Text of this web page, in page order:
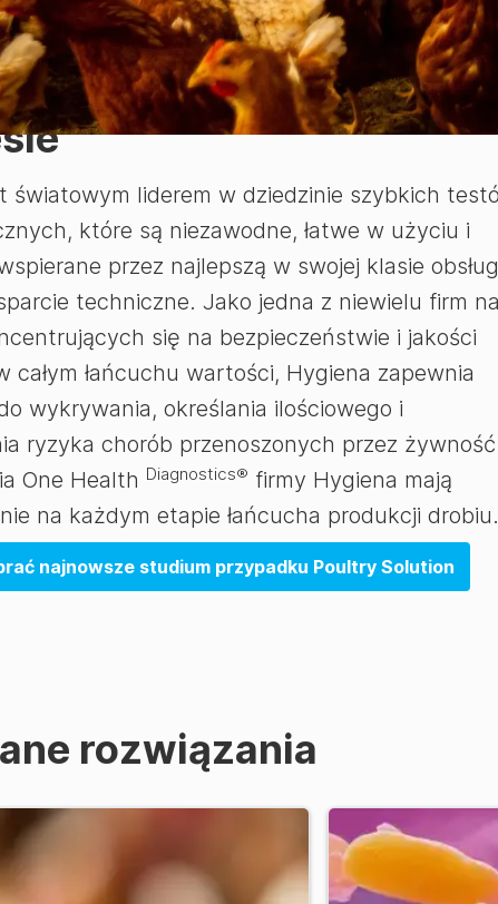
innowacyjny partner
światowym liderem w dziedzinie szybkich
które są niezawodne, łatwe w użyciu i
przez najlepszą w swojej klasie
techniczne. Jako jedna z niewielu firm na
się na bezpieczeństwie i jakości
całym łańcuchu wartości, Hygiena zapewnia
wykrywania, określania ilościowego i
ryzyka chorób przenoszonych przez
One Health Diagnostics® firmy Hygiena mają
na każdym etapie łańcucha produkcji drobiu.
najnowsze studium przypadku Poultry Solution
rozwiązania